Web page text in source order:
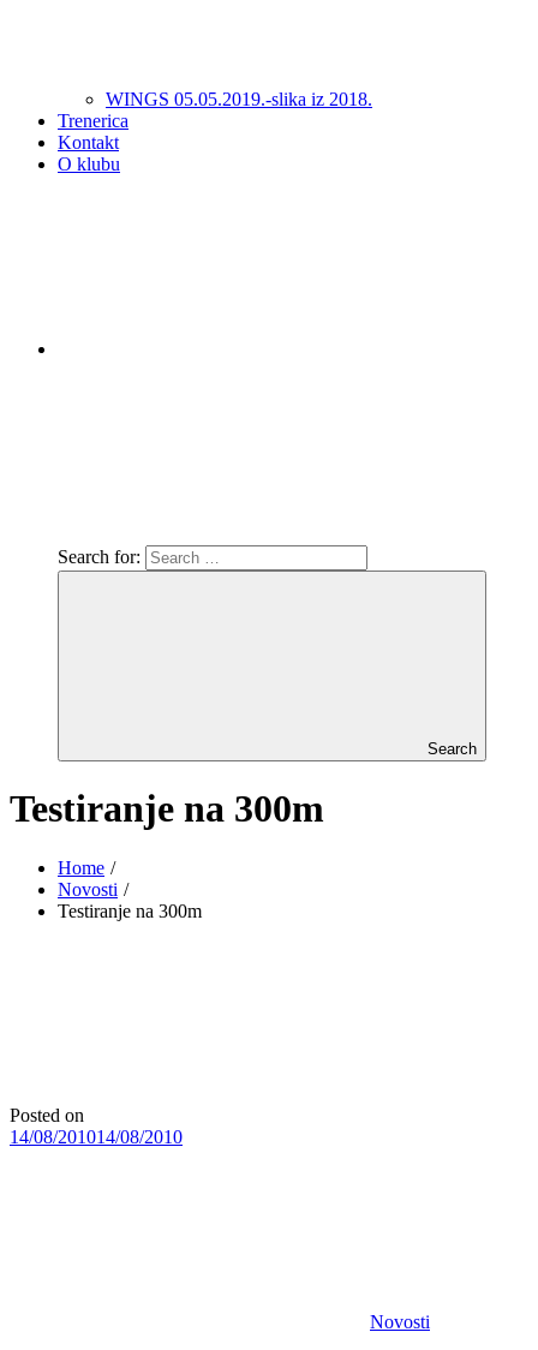
WINGS 05.05.2019.-slika iz 2018.
Trenerica
Kontakt
O klubu
Search for:
Search
Testiranje na 300m
Home
Novosti
Testiranje na 300m
Posted on
14/08/201014/08/2010
Novosti